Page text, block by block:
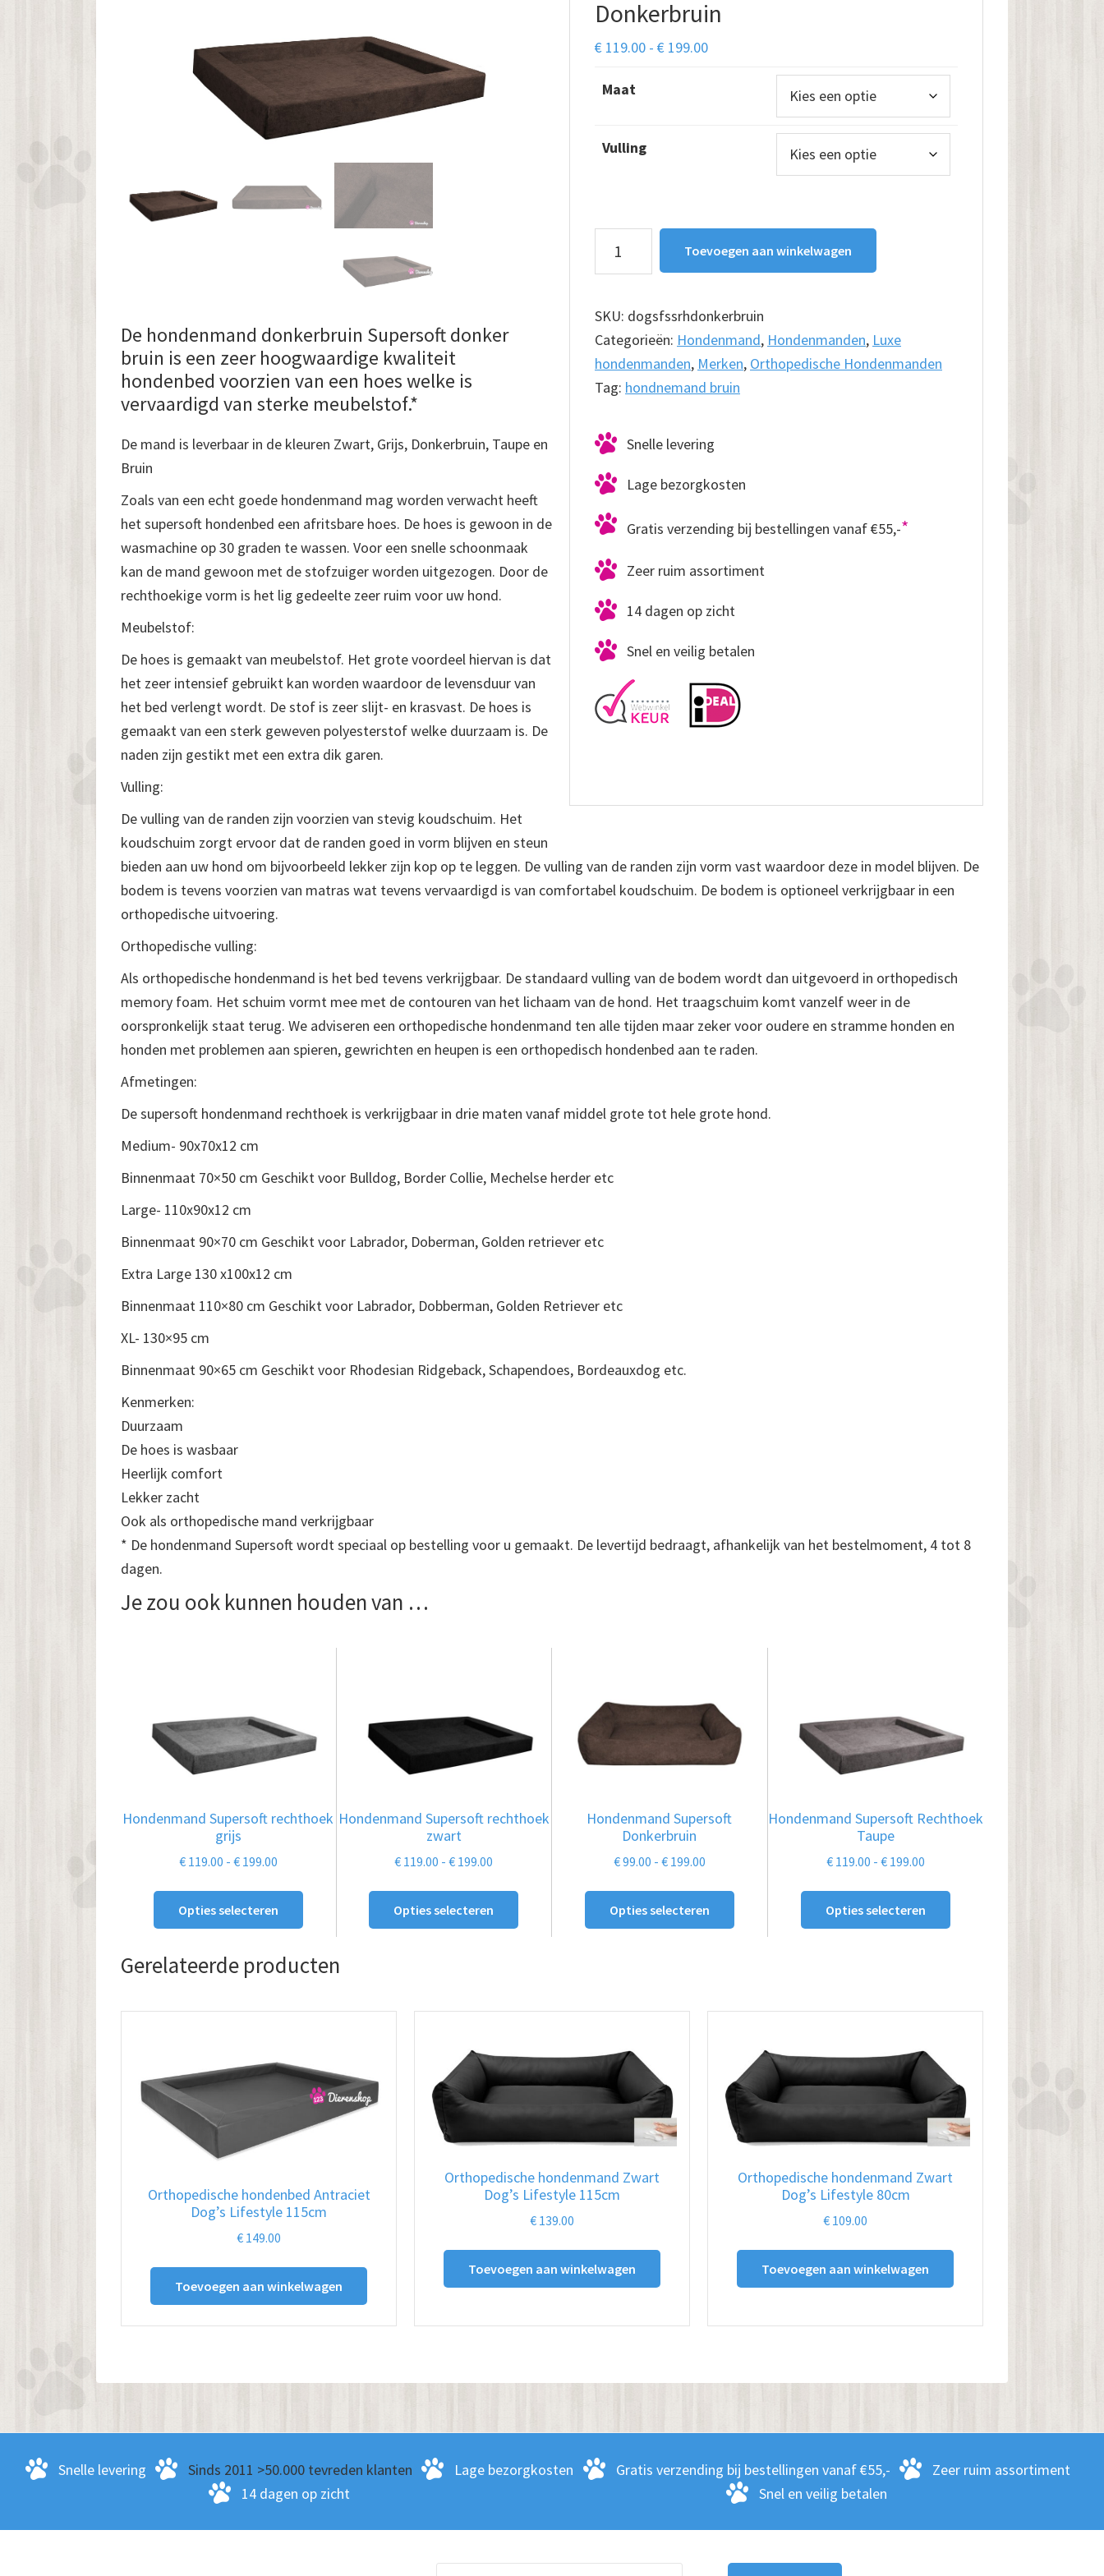
Donkerbruin
€ 119.00 - € 199.00Prijsklasse:
Maat
Vulling
Supersoft
Donkerbruin
aantal
Toevoegen aan winkelwagen
SKU: dogsfssrhdonkerbruin
Categorieën: Hondenmand, Hondenmanden, Luxe
hondenmanden, Merken, Orthopedische Hondenmanden
Tag: hondnemand bruin
Snelle levering
Lage bezorgkosten
Gratis verzending bij bestellingen vanaf €55,-*
Zeer ruim assortiment
14 dagen op zicht
Snel en veilig betalen
De hondenmand donkerbruin Supersoft donker
bruin is een zeer hoogwaardige kwaliteit
hondenbed voorzien van een hoes welke is
vervaardigd van sterke meubelstof.*
De mand is leverbaar in de kleuren Zwart, Grijs, Donkerbruin, Taupe en
Bruin
Zoals van een echt goede hondenmand mag worden verwacht heeft
het supersoft hondenbed een afritsbare hoes. De hoes is gewoon in de
wasmachine op 30 graden te wassen. Voor een snelle schoonmaak
kan de mand gewoon met de stofzuiger worden uitgezogen. Door de
rechthoekige vorm is het lig gedeelte zeer ruim voor uw hond.
Meubelstof:
De hoes is gemaakt van meubelstof. Het grote voordeel hiervan is dat
het zeer intensief gebruikt kan worden waardoor de levensduur van
het bed verlengt wordt. De stof is zeer slijt- en krasvast. De hoes is
gemaakt van een sterk geweven polyesterstof welke duurzaam is. De
naden zijn gestikt met een extra dik garen.
Vulling:
De vulling van de randen zijn voorzien van stevig koudschuim. Het
koudschuim zorgt ervoor dat de randen goed in vorm blijven en steun
bieden aan uw hond om bijvoorbeeld lekker zijn kop op te leggen. De vulling van de randen zijn vorm vast waardoor deze in model blijven. De
bodem is tevens voorzien van matras wat tevens vervaardigd is van comfortabel koudschuim. De bodem is optioneel verkrijgbaar in een
orthopedische uitvoering.
Orthopedische vulling:
Als orthopedische hondenmand is het bed tevens verkrijgbaar. De standaard vulling van de bodem wordt dan uitgevoerd in orthopedisch
memory foam. Het schuim vormt mee met de contouren van het lichaam van de hond. Het traagschuim komt vanzelf weer in de
oorspronkelijk staat terug. We adviseren een orthopedische hondenmand ten alle tijden maar zeker voor oudere en stramme honden en
honden met problemen aan spieren, gewrichten en heupen is een orthopedisch hondenbed aan te raden.
Afmetingen:
De supersoft hondenmand rechthoek is verkrijgbaar in drie maten vanaf middel grote tot hele grote hond.
Medium- 90x70x12 cm
Binnenmaat 70×50 cm Geschikt voor Bulldog, Border Collie, Mechelse herder etc
Large- 110x90x12 cm
Binnenmaat 90×70 cm Geschikt voor Labrador, Doberman, Golden retriever etc
Extra Large 130 x100x12 cm
Binnenmaat 110×80 cm Geschikt voor Labrador, Dobberman, Golden Retriever etc
XL- 130×95 cm
Binnenmaat 90×65 cm Geschikt voor Rhodesian Ridgeback, Schapendoes, Bordeauxdog etc.
Kenmerken:
Duurzaam
De hoes is wasbaar
Heerlijk comfort
Lekker zacht
Ook als orthopedische mand verkrijgbaar
* De hondenmand Supersoft wordt speciaal op bestelling voor u gemaakt. De levertijd bedraagt, afhankelijk van het bestelmoment, 4 tot 8
dagen.
Je zou ook kunnen houden van …
Hondenmand Supersoft rechthoek
grijs
€119.00 - €199.00Prijsklasse:
€ 199.00
Opties selecteren
meerdere
variaties.
kan
gekozen
op
de
Hondenmand Supersoft rechthoek
zwart
€ 119.00 - € 199.00
€ 199.00
Opties selecteren
meerdere
variaties.
kan
op
de
Hondenmand Supersoft
Donkerbruin
€99.00 - €199.00Prijsklasse:
€ 199.00
Opties selecteren
heeft
meerdere
kan
op
de
Hondenmand Supersoft Rechthoek
Taupe
€119.00 - €199.00Prijsklasse:
€ 199.00
Opties selecteren
meerdere
variaties.
kan
gekozen
op
de
Gerelateerde producten
Orthopedische hondenbed Antraciet
Dog’s Lifestyle 115cm
€ 149.00
Toevoegen aan winkelwagen
Orthopedische hondenmand Zwart
Dog’s Lifestyle 115cm
€ 139.00
Toevoegen aan winkelwagen
Orthopedische hondenmand Zwart
Dog’s Lifestyle 80cm
€ 109.00
Toevoegen aan winkelwagen
Snelle levering Sinds 2011 >50.000 tevreden klanten Lage bezorgkosten Gratis verzending bij bestellingen vanaf €55,-
Zeer ruim assortiment
14 dagen op zicht
Snel en veilig betalen